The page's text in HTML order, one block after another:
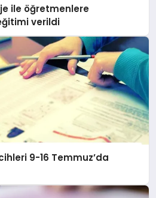
ile öğretmenlere
verildi
9-16 Temmuz’da